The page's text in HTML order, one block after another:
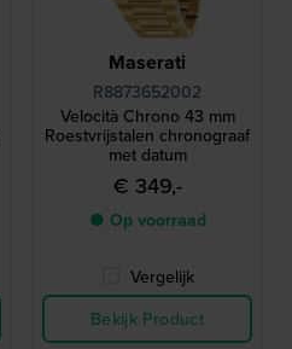
Maserati
R8873652002
Velocità Chrono 43 mm
Roestvrijstalen chronograaf
met datum
€ 349,-
● Op voorraad
Vergelijk
Bekijk Product